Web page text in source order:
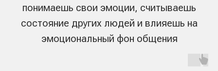
причины ваших реакций